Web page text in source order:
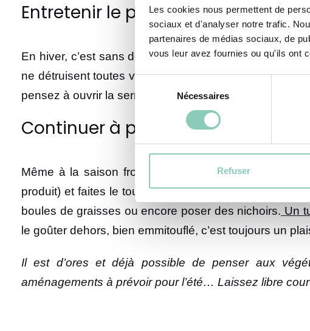
Les cookies nous permettent de
sociaux et d'analyser notre trafic.
partenaires de médias sociaux, de
vous leur avez fournies ou qu'ils ont
du
consentement
Nécessaires
Refuser
Entretenir le potager
En hiver, c’est sans doute dans le potager qu’il y a
ne détruisent toutes vos plantations. Il est également
pensez à ouvrir la serre une heure par jour pour
Continuer à profiter de ses
Même à la saison froide, le jardin est exploitable !
produit) et faites le tour de vos extérieurs pour vous
boules de graisses ou encore poser des nichoirs. Un
le goûter dehors, bien emmitouflé, c’est toujours un
Il est d’ores et déjà possible de penser aux
aménagements à prévoir pour l’été… Laissez libre